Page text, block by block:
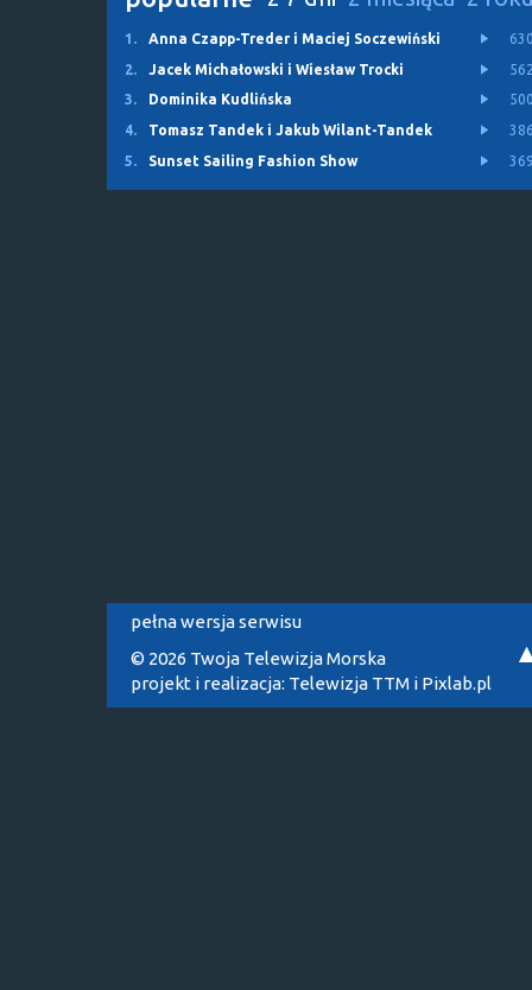
1. Anna Czapp-Treder i Maciej Soczewiński
2.
Jacek Michałowski i Wiesław Trocki
3.
Dominika Kudlińska
4.
Tomasz Tandek i Jakub Wilant-Tandek
5.
Sunset Sailing Fashion Show
pełna wersja serwisu
© 2026 Twoja Telewizja Morska
projekt i realizacja: Telewizja TTM i Pixlab.pl